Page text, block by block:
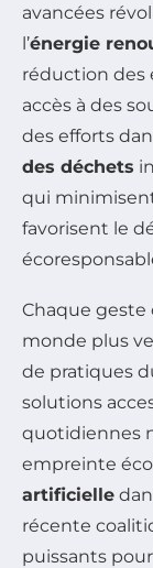
avancées
l’énergie
réduction des
accès à des
des efforts
des déchets
qui
favorisent le
Chaque geste
monde plus
de pratiques
solutions
quotidiennes
empreinte
artificielle
récente
puissants